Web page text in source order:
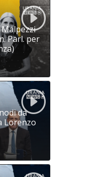
Parl. per
da
Lorenzo